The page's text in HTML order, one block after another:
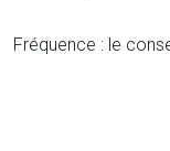
Fréquence : le